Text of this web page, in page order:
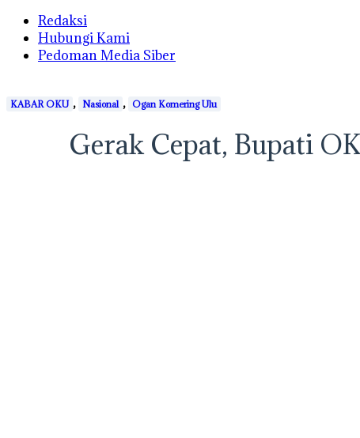
Redaksi
Hubungi Kami
Pedoman Media Siber
KABAR OKU , Nasional , Ogan Komering Ulu
Gerak Cepat, Bupati